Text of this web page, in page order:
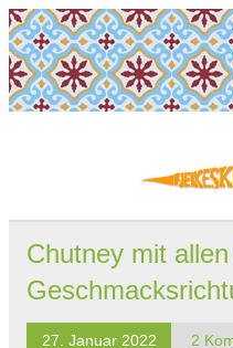
Chutney mit
27. Januar 2022 2